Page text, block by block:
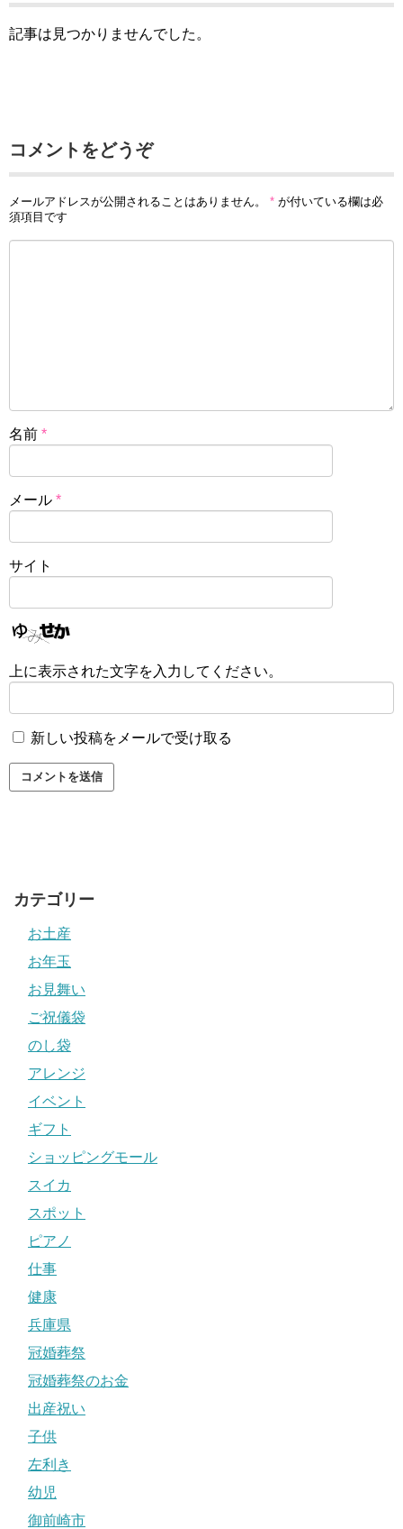
記事は見つかりませんでした。
コメントをどうぞ
メールアドレスが公開されることはありません。 * が付いている欄は必
須項目です
名前 *
メール *
サイト
上に表示された文字を入力してください。
新しい投稿をメールで受け取る
カテゴリー
お土産
お年玉
お見舞い
ご祝儀袋
のし袋
アレンジ
イベント
ギフト
ショッピングモール
スイカ
スポット
ピアノ
仕事
健康
兵庫県
冠婚葬祭
冠婚葬祭のお金
出産祝い
子供
左利き
幼児
御前崎市